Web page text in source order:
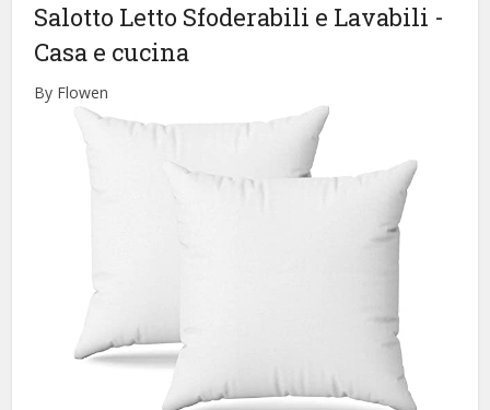
Salotto Letto Sfoderabili e Lavabili -
Casa e cucina
By Flowen